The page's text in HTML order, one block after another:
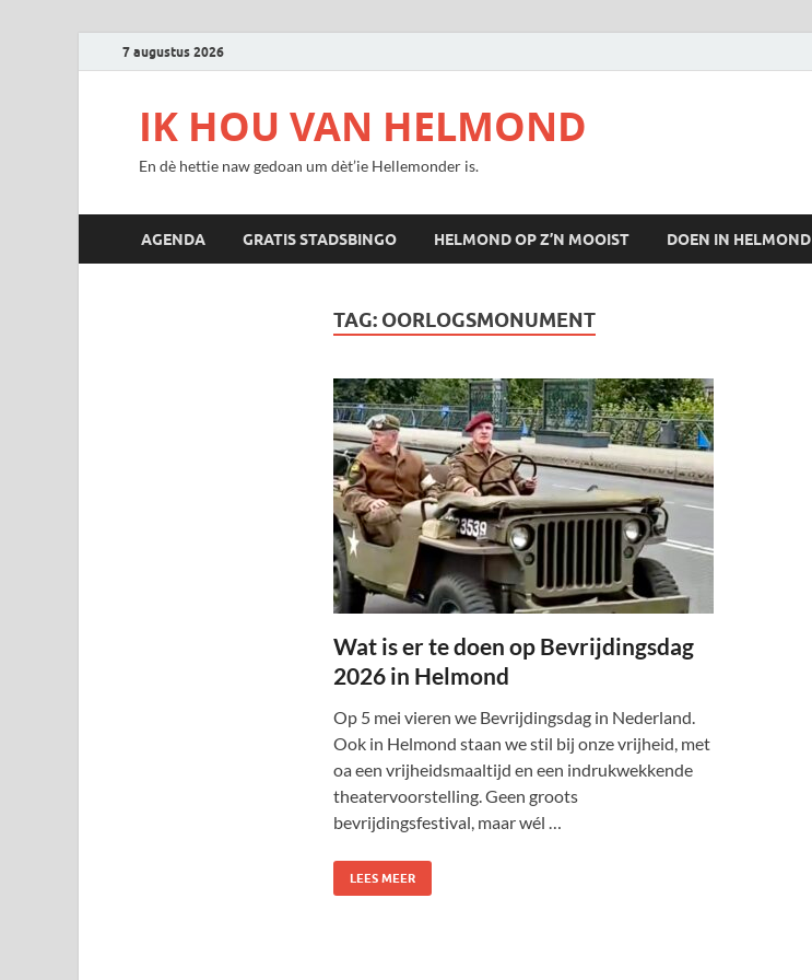
7 augustus 2026
IK HOU VAN HELMOND
En dè hettie naw gedoan um dèt’ie Hellemonder is.
AGENDA GRATIS STADSBINGO HELMOND OP Z’N MOOIST DOEN IN HELMOND
TAG: OORLOGSMONUMENT
Wat is er te doen op Bevrijdingsdag
2026 in Helmond
Op 5 mei vieren we Bevrijdingsdag in Nederland.
Ook in Helmond staan we stil bij onze vrijheid, met
oa een vrijheidsmaaltijd en een indrukwekkende
theatervoorstelling. Geen groots
bevrijdingsfestival, maar wél …
LEES MEER